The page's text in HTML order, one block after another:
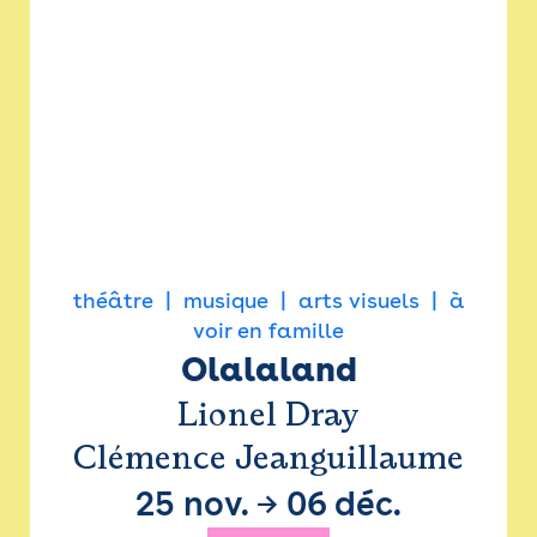
théâtre musique arts visuels
à
voir en famille
Olalaland
Lionel Dray
Clémence Jeanguillaume
25 nov. → 06 déc.